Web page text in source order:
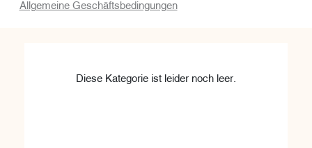
Allgemeine Geschäftsbedingungen
Diese Kategorie ist leider noch leer.